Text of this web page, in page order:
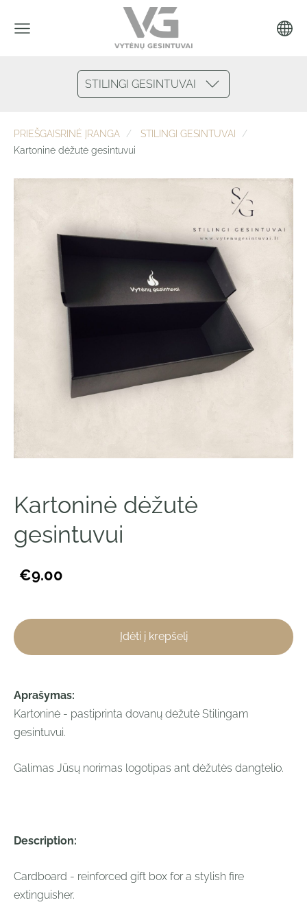
STILINGI GESINTUVAI
PRIEŠGAISRINĖ ĮRANGA
STILINGI GESINTUVAI
Kartoninė dėžutė gesintuvui
Kartoninė dėžutė
gesintuvui
€9.00
Įdėti į krepšelį
Aprašymas:
Kartoninė - pastiprinta dovanų dėžutė Stilingam
gesintuvui.
Galimas Jūsų norimas logotipas ant dėžutės dangtelio.
Description:
Cardboard - reinforced gift box for a stylish fire
extinguisher.